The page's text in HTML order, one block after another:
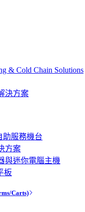
& Cold Chain Solutions
決方案
助服務機台
方案
與迷你電腦主機
板
Carts)